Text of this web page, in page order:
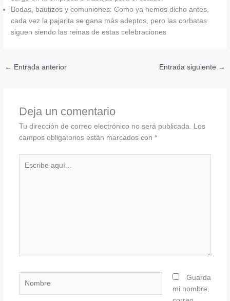
Bodas, bautizos y comuniones: Como ya hemos dicho antes,
cada vez la pajarita se gana más adeptos, pero las corbatas
siguen siendo las reinas de estas celebraciones
← Entrada anterior Entrada siguiente →
Deja un comentario
Tu dirección de correo electrónico no será publicada. Los
campos obligatorios están marcados con *
aquí...
Guarda
mi nombre,